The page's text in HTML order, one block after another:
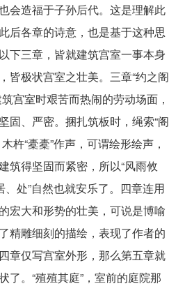
会造福于子孙后代。这是理解此
后各章的诗意，也是基于这种思
下三章，皆就建筑宫室一事本身
皆极状宫室之壮美。三章“约之阁
宫室时艰苦而热闹的劳动场面，
固、严密。捆扎筑板时，绳索“阁
杵“橐橐”作声，可谓绘形绘声，
筑得坚固而紧密，所以“风雨攸
、处”自然也就安乐了。四章连用
宏大和形势的壮美，可说是博喻
精雕细刻的描绘，表现了作者的
章仅写宫室外形，那么第五章就
了。“殖殖其庭”，室前的庭院那